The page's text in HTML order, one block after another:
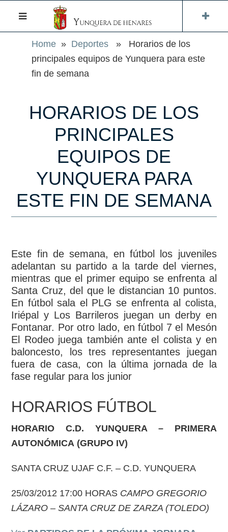
Home » Deportes » Horarios de los
principales equipos de Yunquera para este
fin de semana
HORARIOS DE LOS
PRINCIPALES
EQUIPOS DE
YUNQUERA PARA
ESTE FIN DE SEMANA
Este fin de semana, en fútbol los juveniles
adelantan su partido a la tarde del viernes,
mientras que el primer equipo se enfrenta al
Santa Cruz, del que le distancian 10 puntos.
En fútbol sala el PLG se enfrenta al colista,
Iriépal y Los Barrileros juegan un derby en
Fontanar. Por otro lado, en fútbol 7 el Mesón
El Rodeo juega también ante el colista y en
baloncesto, los tres representantes juegan
fuera de casa, con la última jornada de la
fase regular para los junior
HORARIOS FÚTBOL
HORARIO C.D. YUNQUERA – PRIMERA
AUTONÓMICA (GRUPO IV)
SANTA CRUZ UJAF C.F. – C.D. YUNQUERA
25/03/2012 17:00 HORAS CAMPO GREGORIO
LÁZARO – SANTA CRUZ DE ZARZA (TOLEDO)